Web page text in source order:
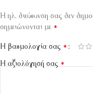
Η ηλ. διεύθυνση σας δεν
σημειώνονται με *
Η βαθμολογία σας *
Η αξιολόγησή σας *